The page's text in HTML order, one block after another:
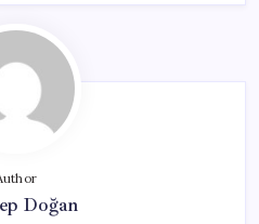
Doğan